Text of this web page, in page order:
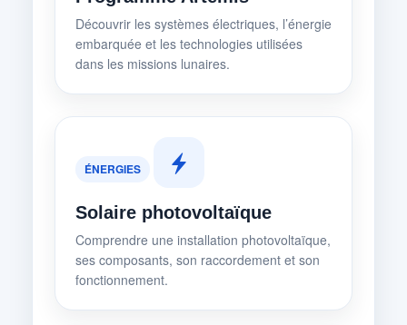
Découvrir les systèmes électriques, l’énergie
embarquée et les technologies utilisées
dans les missions lunaires.
ÉNERGIES
Solaire photovoltaïque
Comprendre une installation photovoltaïque,
ses composants, son raccordement et son
fonctionnement.